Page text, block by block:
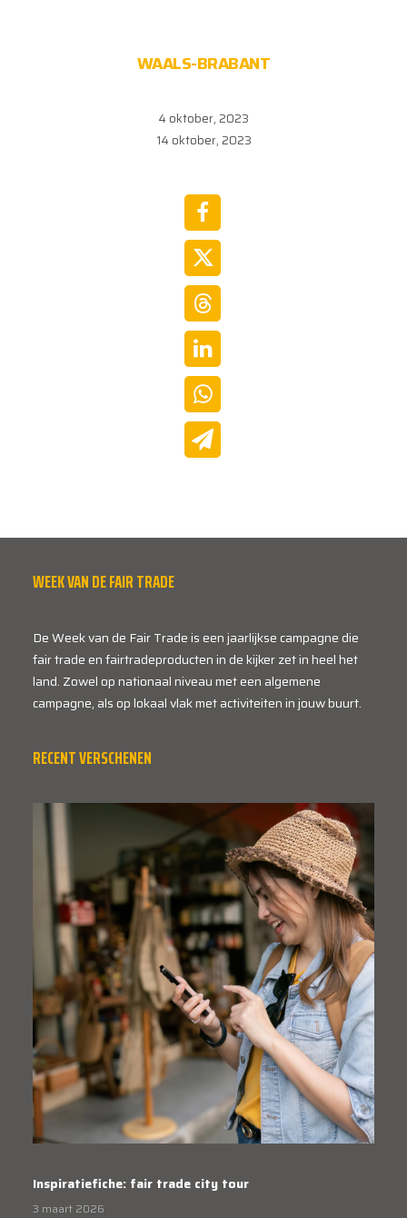
WAALS-BRABANT
4 oktober, 2023
14 oktober, 2023
WEEK VAN DE FAIR TRADE
De Week van de Fair Trade is een jaarlijkse campagne die
fair trade en fairtradeproducten in de kijker zet in heel het
land. Zowel op nationaal niveau met een algemene
campagne, als op lokaal vlak met activiteiten in jouw buurt.
RECENT VERSCHENEN
Inspiratiefiche: fair trade city tour
3 maart 2026